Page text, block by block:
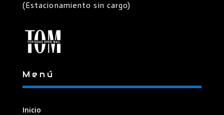
(Estacionamiento sin cargo)
Menú
Inicio